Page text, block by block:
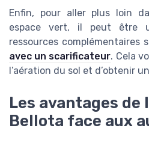
Enfin, pour aller plus loin
espace vert, il peut être
ressources complémentaires
avec un scarificateur. Cela
l’aération du sol et d’obtenir
Les avantages
Bellota face aux